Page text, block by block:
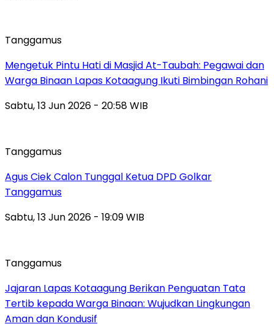
Tanggamus
Mengetuk Pintu Hati di Masjid At-Taubah: Pegawai dan
Warga Binaan Lapas Kotaagung Ikuti Bimbingan Rohani
Sabtu, 13 Jun 2026 - 20:58 WIB
Tanggamus
Agus Ciek Calon Tunggal Ketua DPD Golkar
Tanggamus
Sabtu, 13 Jun 2026 - 19:09 WIB
Tanggamus
Jajaran Lapas Kotaagung Berikan Penguatan Tata
Tertib kepada Warga Binaan: Wujudkan Lingkungan
Aman dan Kondusif